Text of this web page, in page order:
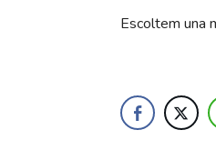
Escoltem una